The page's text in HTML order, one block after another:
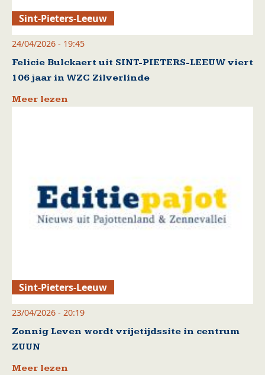
Sint-Pieters-Leeuw
24/04/2026 - 19:45
Felicie Bulckaert uit SINT-PIETERS-LEEUW viert
106 jaar in WZC Zilverlinde
Meer lezen
Sint-Pieters-Leeuw
23/04/2026 - 20:19
Zonnig Leven wordt vrijetijdssite in centrum
ZUUN
Meer lezen